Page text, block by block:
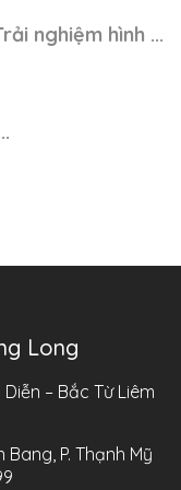
nghiệm hình ...
Long
Diễn – Bắc Từ Liêm
Bang, P. Thạnh Mỹ